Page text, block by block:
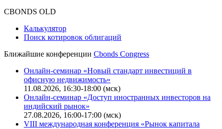
CBONDS OLD
Калькулятор
Поиск котировок облигаций
Ближайшие конференции Cbonds Congress
Онлайн-семинар «Новый стандарт инвестиций в
офисную недвижимость»
11.08.2026, 16:30-18:00 (мск)
Онлайн-семинар «Доступ иностранных инвесторов на
индийский рынок»
27.08.2026, 16:00-17:00 (мск)
VIII международная конференция «Рынок капитала